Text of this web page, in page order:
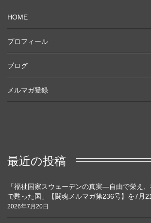
HOME
プロフィール
ブログ
メルマガ登録
最近の投稿
「福祉国家スウェーデンの真実―自由で栄え
で甦った国」【闘魂メルマガ第236号】を7月
2026年7月20日